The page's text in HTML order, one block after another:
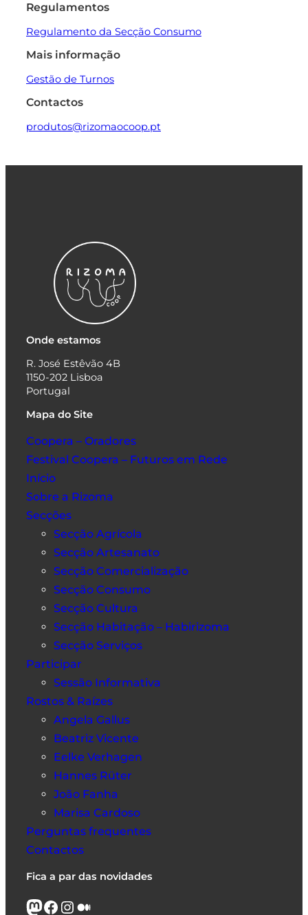
Regulamentos
Regulamento da Secção Consumo
Mais informação
Gestão de Turnos
Contactos
produtos@rizomaocoop.pt
Onde estamos
R. José Estêvão 4B
1150-202 Lisboa
Portugal
Mapa do Site
Coopera – Oradores
Festival Coopera – Futuros em Rede
Início
Sobre a Rizoma
Secções
Secção Agrícola
Secção Artesanato
Secção Comercialização
Secção Consumo
Secção Cultura
Secção Habitação – Habirizoma
Secção Serviços
Participar
Sessão Informativa
Rostos & Raízes
Angela Gallus
Beatriz Vicente
Eelke Verhagen
Hannes Rüter
João Fanha
Marisa Cardoso
Perguntas frequentes
Contactos
Fica a par das novidades
Mastodon Facebook InstagramMédio